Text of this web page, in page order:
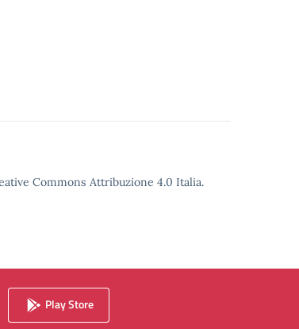
Commons Attribuzione 4.0 Italia.
Play Store